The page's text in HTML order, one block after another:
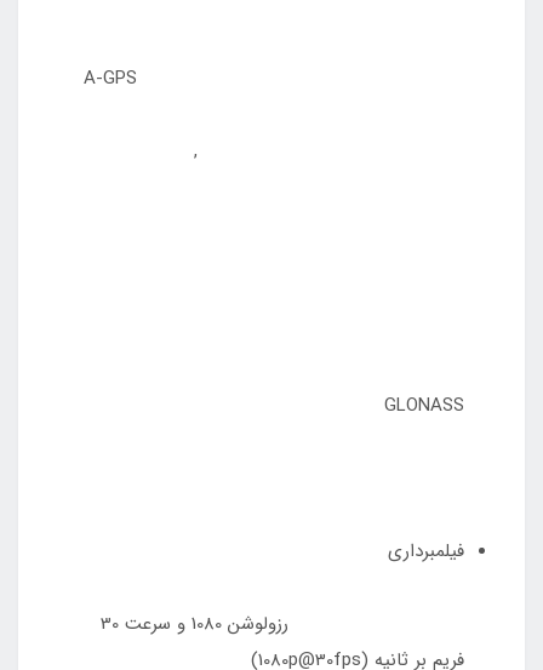
A-GPS
,
فیلمبرداری
رزولوشن 1080 و سرعت 30
فریم بر ثانیه (1080p@30fps)